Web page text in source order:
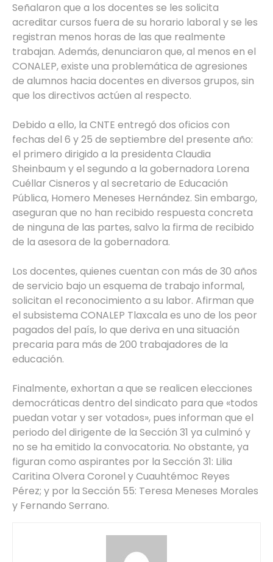
Señalaron que a los docentes se les solicita
acreditar cursos fuera de su horario laboral y se les
registran menos horas de las que realmente
trabajan. Además, denunciaron que, al menos en el
CONALEP, existe una problemática de agresiones
de alumnos hacia docentes en diversos grupos, sin
que los directivos actúen al respecto.
Debido a ello, la CNTE entregó dos oficios con
fechas del 6 y 25 de septiembre del presente año:
el primero dirigido a la presidenta Claudia
Sheinbaum y el segundo a la gobernadora Lorena
Cuéllar Cisneros y al secretario de Educación
Pública, Homero Meneses Hernández. Sin embargo,
aseguran que no han recibido respuesta concreta
de ninguna de las partes, salvo la firma de recibido
de la asesora de la gobernadora.
Los docentes, quienes cuentan con más de 30 años
de servicio bajo un esquema de trabajo informal,
solicitan el reconocimiento a su labor. Afirman que
el subsistema CONALEP Tlaxcala es uno de los peor
pagados del país, lo que deriva en una situación
precaria para más de 200 trabajadores de la
educación.
Finalmente, exhortan a que se realicen elecciones
democráticas dentro del sindicato para que «todos
puedan votar y ser votados», pues informan que el
periodo del dirigente de la Sección 31 ya culminó y
no se ha emitido la convocatoria. No obstante, ya
figuran como aspirantes por la Sección 31: Lilia
Caritina Olvera Coronel y Cuauhtémoc Reyes
Pérez; y por la Sección 55: Teresa Meneses Morales
y Fernando Serrano.